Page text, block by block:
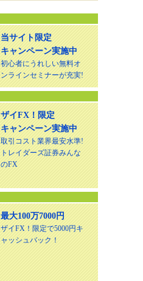
当サイト限定
キャンペーン実施中
初心者にうれしい無料オ
ンラインセミナーが充実!
ザイFX！限定
キャンペーン実施中
取引コスト業界最安水準!
トレイダーズ証券みんな
のFX
最大100万7000円
ザイFX！限定で5000円キ
ャッシュバック！